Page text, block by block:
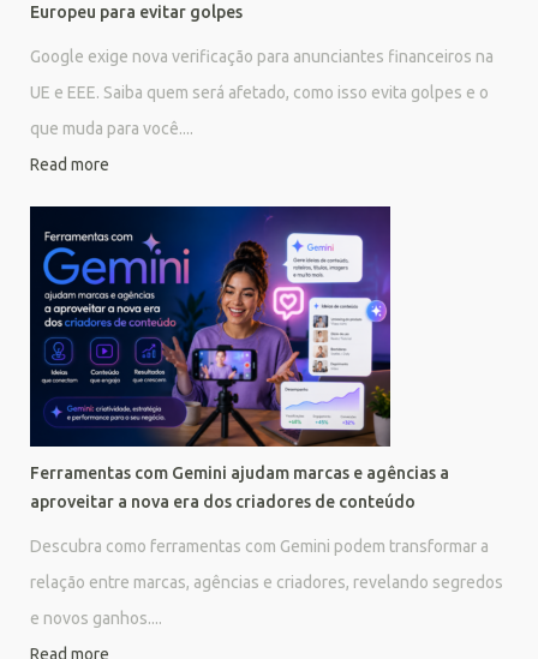
Europeu para evitar golpes
Google exige nova verificação para anunciantes financeiros na
UE e EEE. Saiba quem será afetado, como isso evita golpes e o
que muda para você....
Read more
Ferramentas com Gemini ajudam marcas e agências a
aproveitar a nova era dos criadores de conteúdo
Descubra como ferramentas com Gemini podem transformar a
relação entre marcas, agências e criadores, revelando segredos
e novos ganhos....
Read more